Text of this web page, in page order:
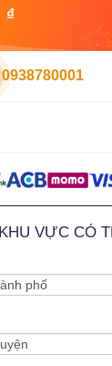
₫
0938780001
VỰC CÓ